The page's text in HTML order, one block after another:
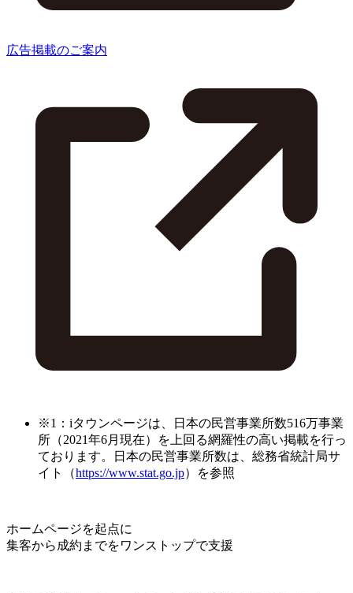
広告掲載のご案内
※1：iタウンページは、日本の民営事業所数516万事業
所（2021年6月現在）を上回る網羅性の高い掲載を行っ
ております。日本の民営事業所数は、総務省統計局サ
イト（https://www.stat.go.jp）を参照
ホームページを起点に
集客から成約までをワンストップで支援